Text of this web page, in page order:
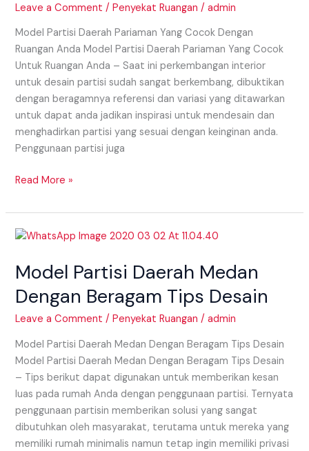
Leave a Comment /Penyekat Ruangan /admin
Model Partisi Daerah Pariaman Yang Cocok Dengan
Ruangan Anda Model Partisi Daerah Pariaman Yang Cocok
Untuk Ruangan Anda – Saat ini perkembangan interior
untuk desain partisi sudah sangat berkembang, dibuktikan
dengan beragamnya referensi dan variasi yang ditawarkan
untuk dapat anda jadikan inspirasi untuk mendesain dan
menghadirkan partisi yang sesuai dengan keinginan anda.
Penggunaan partisi juga
Ruangan
Anda
Read More »
Model Partisi Daerah Medan
Dengan Beragam Tips Desain
Leave a Comment /Penyekat Ruangan /admin
Model Partisi Daerah Medan Dengan Beragam Tips Desain
Model Partisi Daerah Medan Dengan Beragam Tips Desain
– Tips berikut dapat digunakan untuk memberikan kesan
luas pada rumah Anda dengan penggunaan partisi. Ternyata
penggunaan partisin memberikan solusi yang sangat
dibutuhkan oleh masyarakat, terutama untuk mereka yang
memiliki rumah minimalis namun tetap ingin memiliki privasi
Model
Daerah
Dengan
Beragam
Desain